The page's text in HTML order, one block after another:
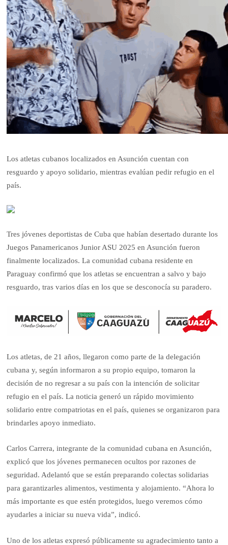
Los atletas cubanos localizados en Asunción cuentan con
resguardo y apoyo solidario, mientras evalúan pedir refugio en el
país.
Tres jóvenes deportistas de Cuba que habían desertado durante los
Juegos Panamericanos Junior ASU 2025 en Asunción fueron
finalmente localizados. La comunidad cubana residente en
Paraguay confirmó que los atletas se encuentran a salvo y bajo
resguardo, tras varios días en los que se desconocía su paradero.
Los atletas, de 21 años, llegaron como parte de la delegación
cubana y, según informaron a su propio equipo, tomaron la
decisión de no regresar a su país con la intención de solicitar
refugio en el país. La noticia generó un rápido movimiento
solidario entre compatriotas en el país, quienes se organizaron para
brindarles apoyo inmediato.
Carlos Carrera, integrante de la comunidad cubana en Asunción,
explicó que los jóvenes permanecen ocultos por razones de
seguridad. Adelantó que se están preparando colectas solidarias
para garantizarles alimentos, vestimenta y alojamiento. “Ahora lo
más importante es que estén protegidos, luego veremos cómo
ayudarles a iniciar su nueva vida”, indicó.
Uno de los atletas expresó públicamente su agradecimiento tanto a